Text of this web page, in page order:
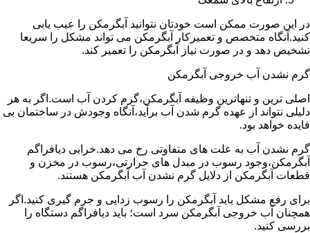
در این صورت ممکن است خودتان نتوانید آبگرمکن را عیب یابی
کنید.آنگاه متخصص و تعمیرکار آبگرمکن می تواند مشکل را سریعا
تشخیص دهد و در صورت نیاز آبگرمکن را تعمیر کند.
گرم نشدن آب خروجی آبگرمکن
اصلی ترین و تنهاترین وظیفه آبگرمکن،گرم کردن آب است.اگر به هر
دلیلی نتواند از عهده گرم شدن آب برآید،آنگاه وجودش در ساختمان بی
فایده خواهد بود.
گرم نشدن آب به علت های متفاوتی رخ می دهد.خرابی دیافراگم
آبگرمکن،وجود رسوب در مبدل های حرارتی،رسوب در مخزن و
قطعات آبگرمکن از دلایل گرم نشدن آب آبگرمکن هستند.
برای رفع مشکل باید آبگرمکن را رسوب زدایی و جرم گیری کنید.اگر
همچنان آب خروجی آبگرمکن سرد است؛ باید دیافراگم دستگاه را
بررسی کنید.